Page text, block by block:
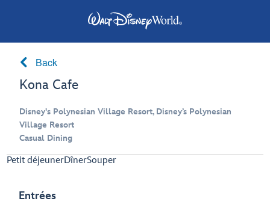
Back
Kona Cafe
Disney's Polynesian Village Resort, Disney’s Polynesian
Village Resort
Casual Dining
Petit déjeunerDînerSouper
Entrées